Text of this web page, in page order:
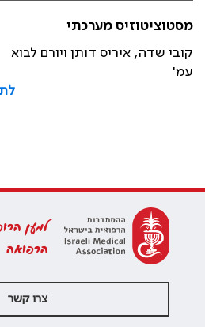
מסטוציטוזיס מערכתי
קובי שדה, איריס דותן ויורם לבוא
עמ'
למען
הרפואה
צרו קשר